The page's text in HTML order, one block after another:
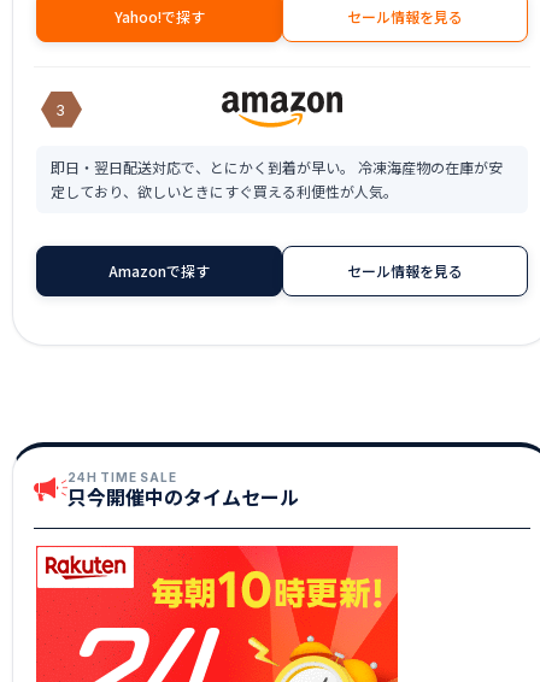
Yahoo!で探す セール情報を見る
3
即日・翌日配送対応で、とにかく到着が早い。 冷凍海産物の在庫が安
定しており、欲しいときにすぐ買える利便性が人気。
Amazonで探す セール情報を見る
24H TIME SALE
只今開催中のタイムセール